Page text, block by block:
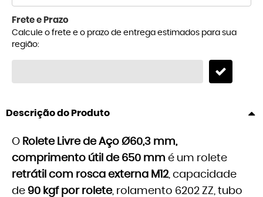
Frete e Prazo
Calcule o frete e o prazo de entrega estimados para sua
região:
Descrição do Produto
O Rolete Livre de Aço Ø60,3 mm,
comprimento útil de 650 mm é um rolete
retrátil com rosca externa M12, capacidade
de 90 kgf por rolete, rolamento 6202 ZZ, tubo